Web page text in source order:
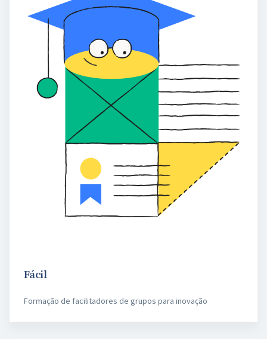
Fácil
Formação de facilitadores de grupos para inovação